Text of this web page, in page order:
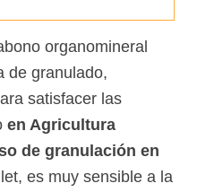
organomineral
de granulado,
satisfacer las
en Agricultura
de granulación en
es muy sensible a la